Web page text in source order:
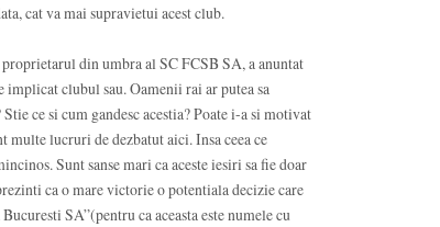
cat va mai supravietui acest club.
din umbra al SC FCSB SA, a anuntat
implicat clubul sau. Oamenii rai ar putea sa
ce si cum gandesc acestia? Poate i-a si motivat
lucruri de dezbatut aici. Insa ceea ce
Sunt sanse mari ca aceste iesiri sa fie doar
ca o mare victorie o potentiala decizie care
SA”(pentru ca aceasta este numele cu